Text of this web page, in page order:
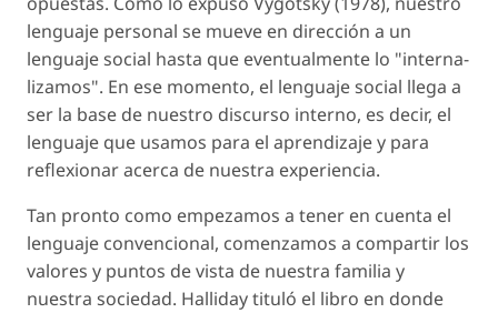
lenguaje personal se mueve en dirección a un
lenguaje social hasta que eventualmente lo "interna-
lizamos". En ese momento, el lenguaje social llega a
ser la base de nuestro discurso interno, es decir, el
lenguaje que usamos para el aprendizaje y para
reflexionar acerca de nuestra experiencia.
Tan pronto como empezamos a tener en cuenta el
lenguaje convencional, comenzamos a compartir los
valores y puntos de vista de nuestra familia y
nuestra sociedad. Halliday tituló el libro en donde